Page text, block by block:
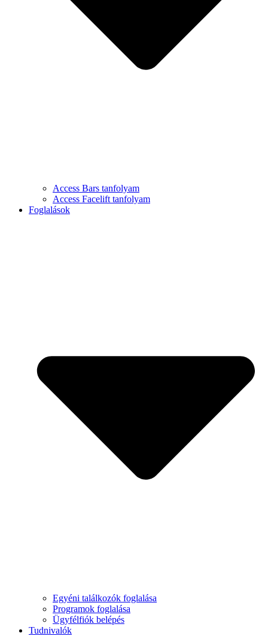
Access Bars tanfolyam
Access Facelift tanfolyam
Foglalások
Egyéni találkozók foglalása
Programok foglalása
Ügyfélfiók belépés
Tudnivalók